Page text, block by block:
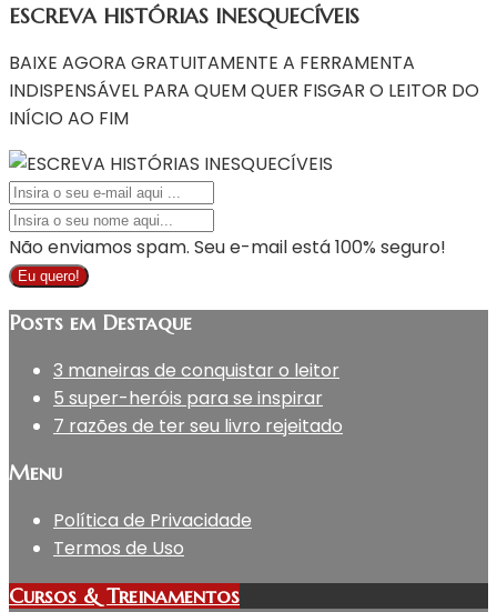
ESCREVA HISTÓRIAS INESQUECÍVEIS
BAIXE AGORA GRATUITAMENTE A FERRAMENTA
INDISPENSÁVEL PARA QUEM QUER FISGAR O LEITOR DO
INÍCIO AO FIM
Não enviamos spam. Seu e-mail está 100% seguro!
Eu quero!
Posts em Destaque
3 maneiras de conquistar o leitor
5 super-heróis para se inspirar
7 razões de ter seu livro rejeitado
Menu
Política de Privacidade
Termos de Uso
Cursos & Treinamentos